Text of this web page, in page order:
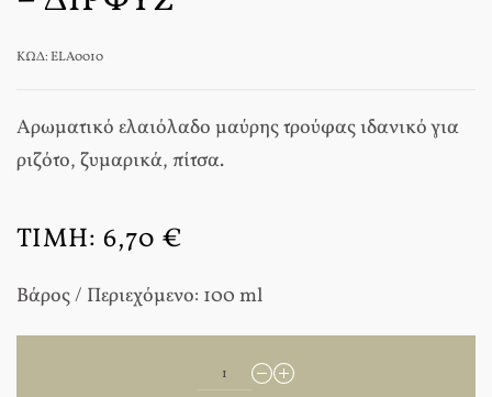
ΚΩΔ: ELA0010
Αρωματικό ελαιόλαδο μαύρης τρούφας ιδανικό για
ριζότο, ζυμαρικά, πίτσα.
ΤΙΜΉ: 6,70 €
Βάρος / Περιεχόμενο: 100 ml